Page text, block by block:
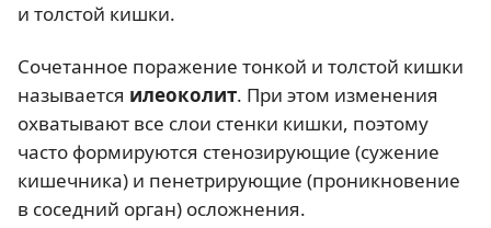
и толстой кишки.
Сочетанное поражение тонкой и толстой кишки
называется илеоколит. При этом изменения
охватывают все слои стенки кишки, поэтому
часто формируются стенозирующие (сужение
кишечника) и пенетрирующие (проникновение
в соседний орган) осложнения.